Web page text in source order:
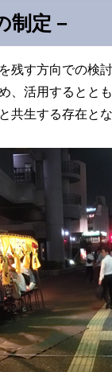
制定－
残す方向での検
、活用するとと
共生する存在と